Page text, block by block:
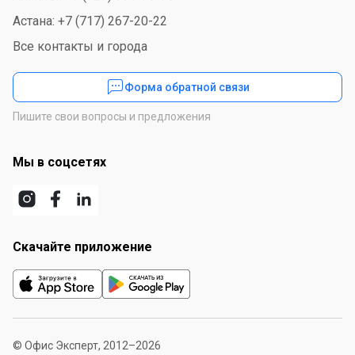
Астана: +7 (717) 267-20-22
Все контакты и города
Форма обратной связи
Пишите свои вопросы и предложения
Мы в соцсетях
Скачайте приложение
© Офис Эксперт, 2012–2026